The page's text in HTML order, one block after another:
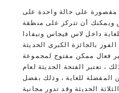
مقصورة على حالة واحدة على
ويمكنك أن تتركز على منطقة
داخل لاس فيجاس ونيفادا
بالجائزة الكبرى الحديثة
فعال ممكن مفتوح لمجموعة
، تعتبر الفتحة الحديثة لعام
المفضلة للغاية ، وذلك بفضل
الحديثة وقد تدور مجانية